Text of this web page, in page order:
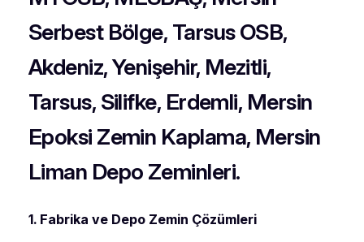
Serbest Bölge, Tarsus OSB,
Akdeniz, Yenişehir, Mezitli,
Tarsus, Silifke, Erdemli, Mersin
Epoksi Zemin Kaplama, Mersin
Liman Depo Zeminleri.
1. Fabrika ve Depo Zemin Çözümleri